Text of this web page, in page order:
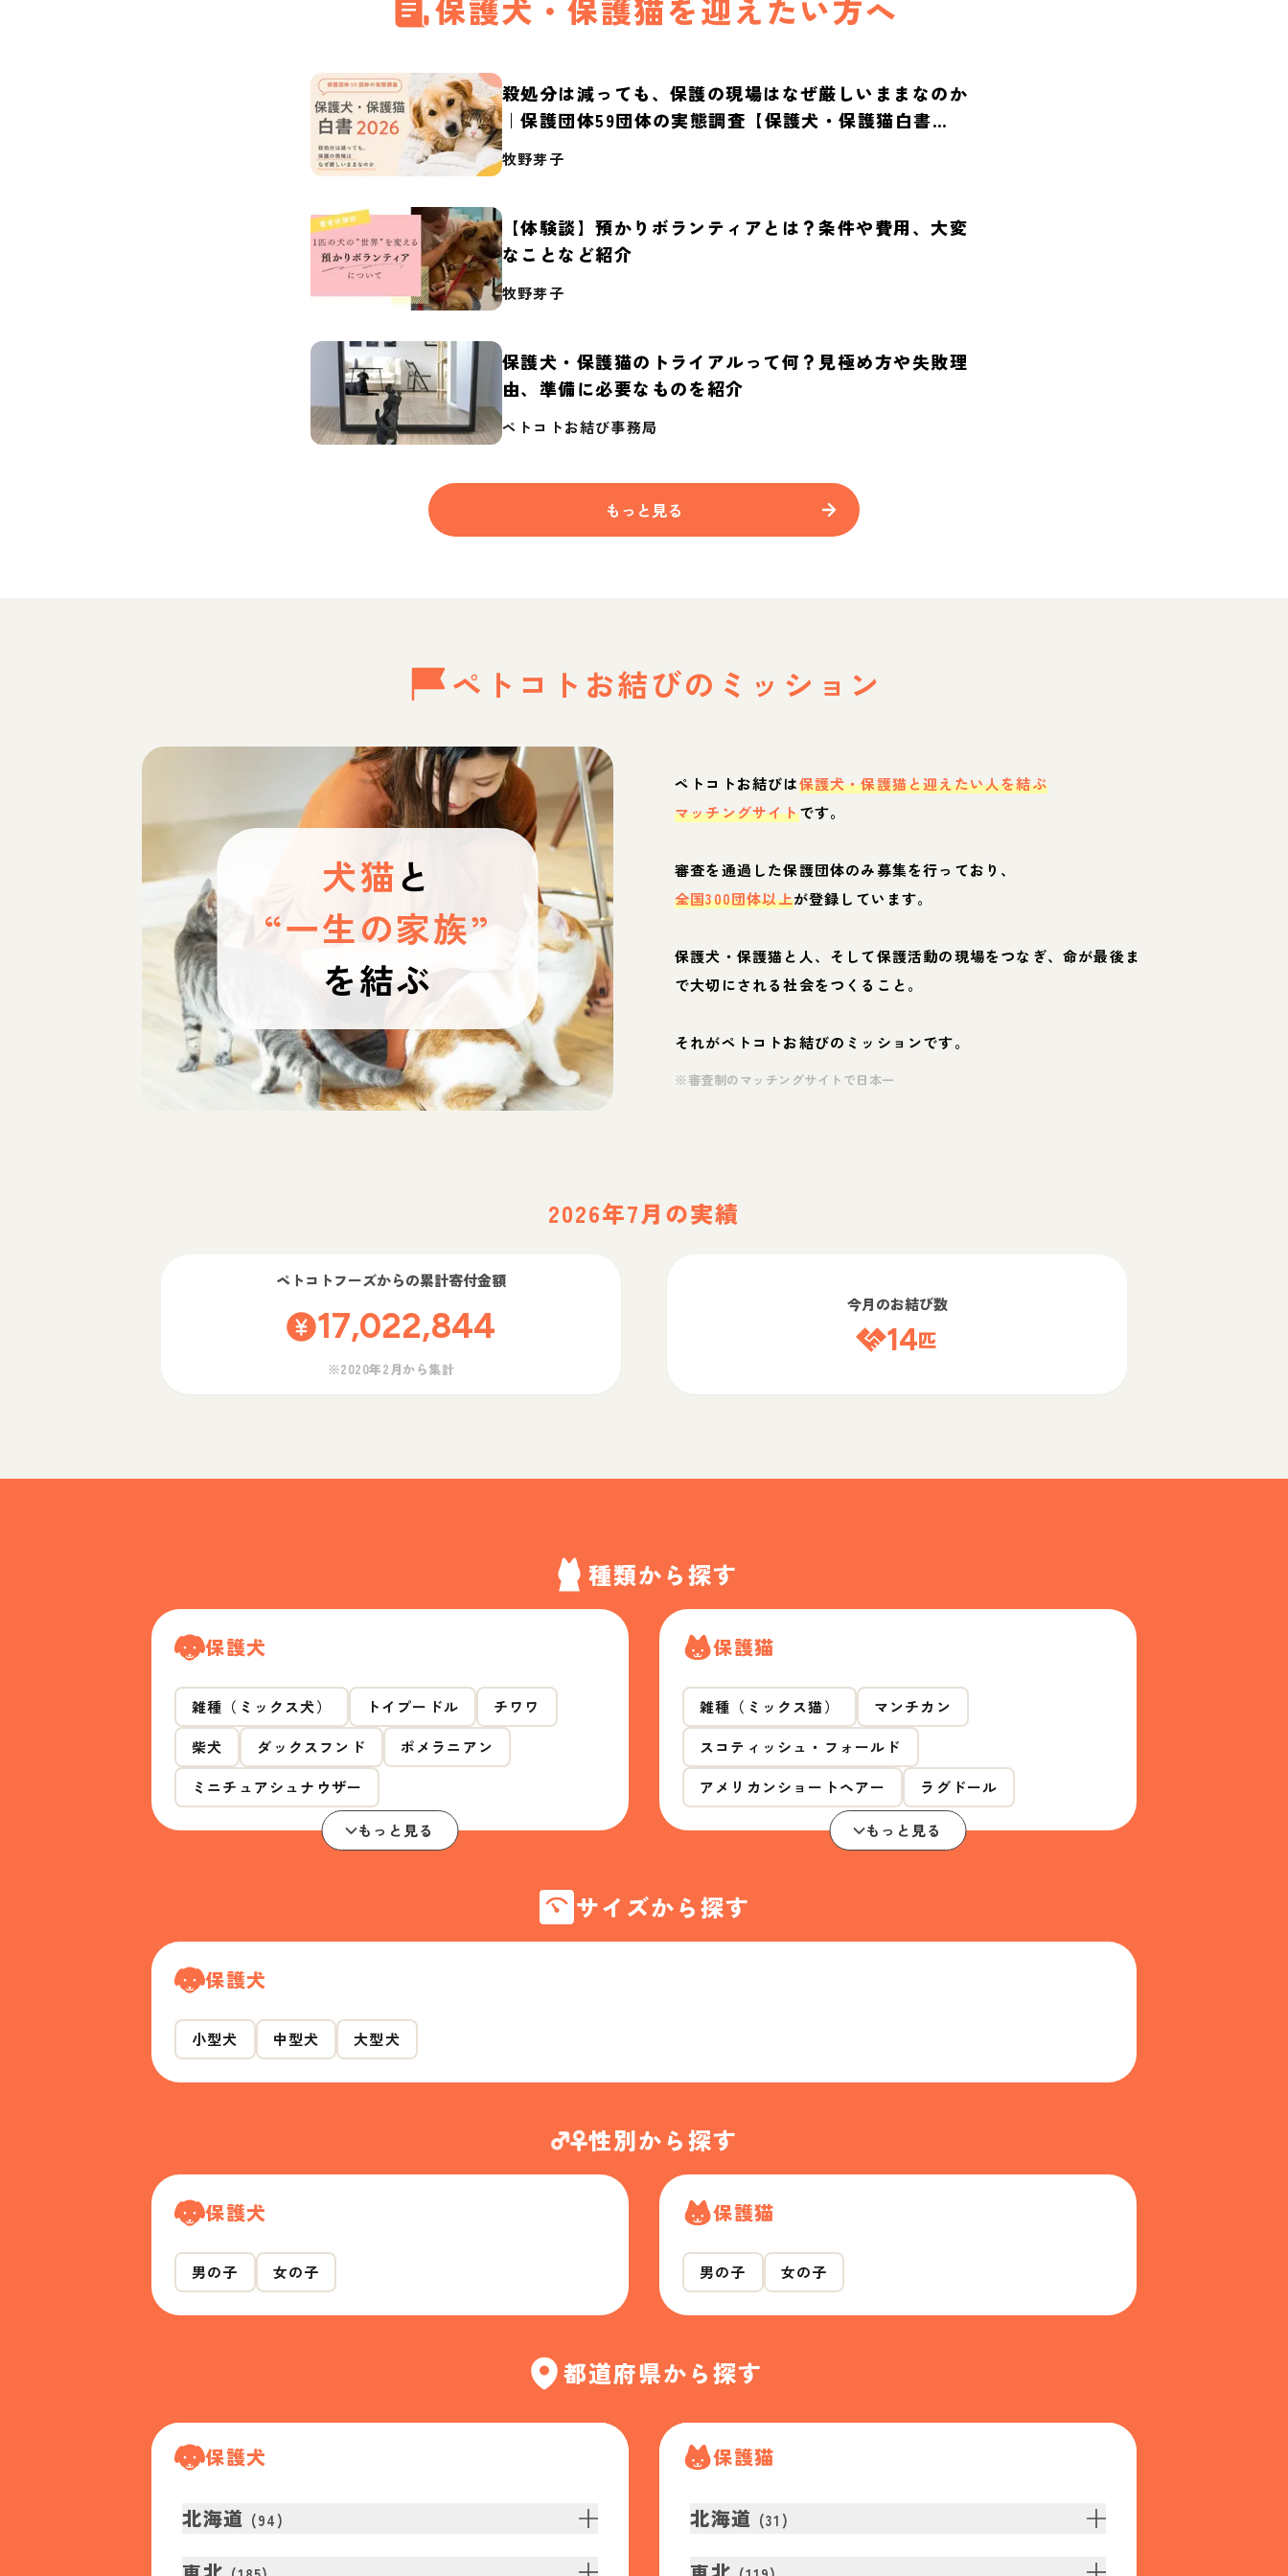
保護犬・保護猫を迎えたい方へ
殺処分は減っても、保護の現場はなぜ厳しいままなのか
｜保護団体59団体の実態調査【保護犬・保護猫白書
2026】
牧野芽子
【体験談】預かりボランティアとは？条件や費用、大変
なことなど紹介
牧野芽子
保護犬・保護猫のトライアルって何？見極め方や失敗理
由、準備に必要なものを紹介
ペトコトお結び事務局
もっと見る
ペトコトお結びの ミッション
犬猫と
“一生の家族”
を結ぶ
ペトコトお結びは保護犬・保護猫と迎えたい人を結ぶ
マッチングサイトです。
審査を通過した保護団体のみ募集を行っており、
全国300団体以上が登録しています。
保護犬・保護猫と人、そして保護活動の現場をつなぎ、命が最後ま
で大切にされる社会をつくること。
それがペトコトお結びのミッションです。
※審査制のマッチングサイトで日本一
2026年7月の実績
ペトコトフーズからの累計寄付金額
17,022,844
※2020年2月から集計
今月のお結び数
14匹
種類から探す
保護犬
雑種（ミックス犬） トイプードル
チワワ
柴犬
ダックスフンド
ポメラニアン
ミニチュアシュナウザー
もっと見る
保護猫
雑種（ミックス猫）
マンチカン
スコティッシュ・フォールド
アメリカンショートヘアー
ラグドール
もっと見る
サイズから探す
保護犬
小型犬 中型犬 大型犬
性別から探す
保護犬
男の子 女の子
保護猫
男の子 女の子
都道府県から探す
保護犬
北海道 (94)
保護猫
北海道 (31 )